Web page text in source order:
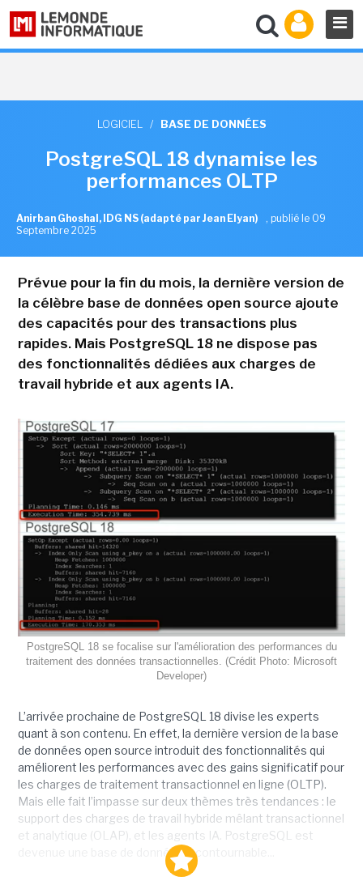
LOGICIEL / BASE DE DONNÉES
PostgreSQL 18 dynamise les
performances OLTP
Anirban Ghoshal, IDG NS (adapté par Jean Elyan) , publié le 09
Septembre 2025
Prévue pour la fin du mois, la dernière version de
la célèbre base de données open source ajoute
des capacités pour des transactions plus
rapides. Mais PostgreSQL 18 ne dispose pas
des fonctionnalités dédiées aux charges de
travail hybride et aux agents IA.
PostgreSQL 18 se focalise sur l'amélioration des performances du
traitement des données transactionnelles. (Crédit Photo: Microsoft
Developer)
L’arrivée prochaine de PostgreSQL 18 divise les experts
quant à son contenu. En effet, la dernière version de la base
de données open source introduit des fonctionnalités qui
améliorent les performances avec des gains significatif pour
les charges de traitement transactionnel en ligne (OLTP).
Mais elle fait l’impasse sur deux thèmes très tendances : le
support des charges de travail hybride mêlant transactionnel
et analytique (OLAP), et les agents IA. PostgreSQL est
devenue une base de données incontournable...